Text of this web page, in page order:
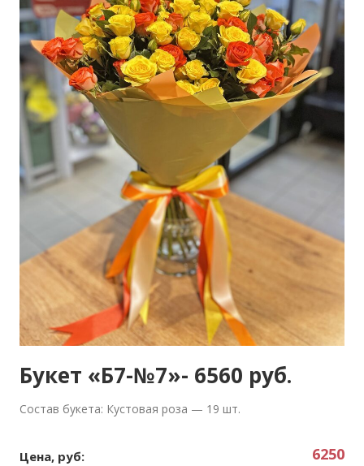
Букет «Б7-№7»- 6560 руб.
Состав букета: Кустовая роза — 19 шт.
Цена, руб: 6250